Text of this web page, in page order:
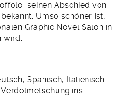
seinen Abschied von
Umso schöner ist,
Graphic Novel Salon in
wird.
Spanisch, Italienisch
ins